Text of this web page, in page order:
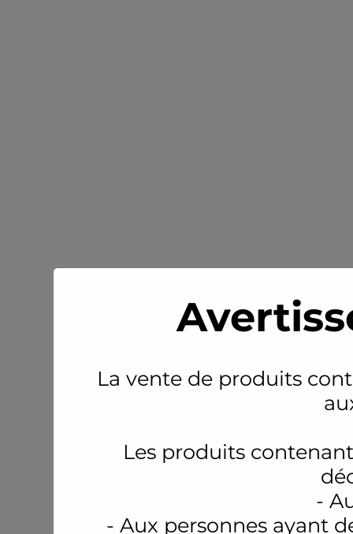
La vente de produits
Les produits
-
- Aux personnes ayant